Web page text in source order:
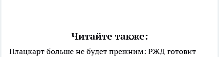
Читайте также:
Плацкарт больше не будет прежним: РЖД готовит